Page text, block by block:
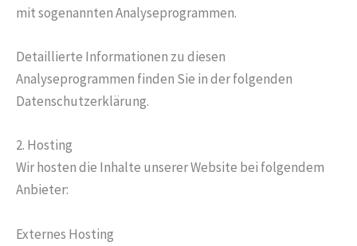
mit sogenannten Analyseprogrammen.
Detaillierte Informationen zu diesen
Analyseprogrammen finden Sie in der folgenden
Datenschutzerklärung.
2. Hosting
Wir hosten die Inhalte unserer Website bei folgendem
Anbieter:
Externes Hosting